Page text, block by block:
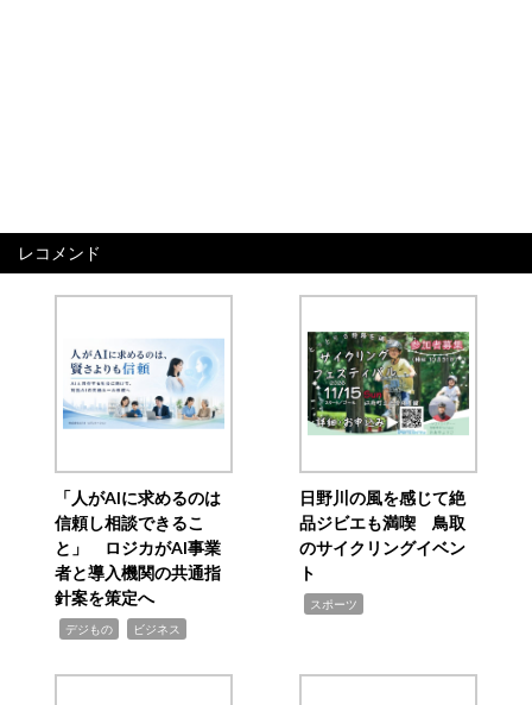
レコメンド
「人がAIに求めるのは
信頼し相談できるこ
と」 ロジカがAI事業
者と導入機関の共通指
針案を策定へ
デジもの ビジネス
日野川の風を感じて絶
品ジビエも満喫 鳥取
のサイクリングイベン
ト
スポーツ